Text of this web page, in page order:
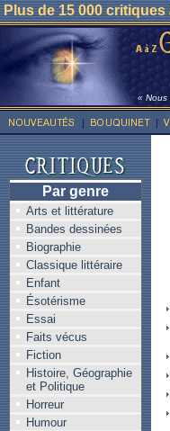
Plus de 15 000 critiques
« Nous
Par genre
Arts et littérature
Bandes dessinées
Biographie
Classique littéraire
Enfant
Ésotérisme
Essai
Faits vécus
Fiction
Histoire, Géographie
et Politique
Horreur
Humour